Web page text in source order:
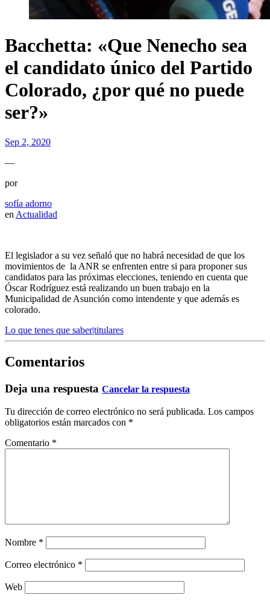
Bacchetta: «Que Nenecho sea
el candidato único del Partido
Colorado, ¿por qué no puede
ser?»
Sep 2, 2020
—
por
sofía adorno
en Actualidad
El legislador a su vez señaló que no habrá necesidad de que los
movimientos de la ANR se enfrenten entre si para proponer sus
candidatos para las próximas elecciones, teniendo en cuenta que
Óscar Rodríguez está realizando un buen trabajo en la
Municipalidad de Asunción como intendente y que además es
colorado.
Lo que tenes que saber|titulares
Comentarios
Deja una respuesta Cancelar la respuesta
Tu dirección de correo electrónico no será publicada. Los campos
obligatorios están marcados con *
Comentario *
Nombre *
Correo electrónico *
Web